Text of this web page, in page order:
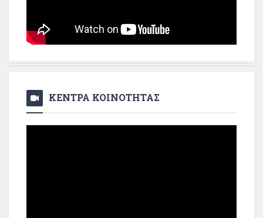
ΚΕΝΤΡΑ ΚΟΙΝΟΤΗΤΑΣ